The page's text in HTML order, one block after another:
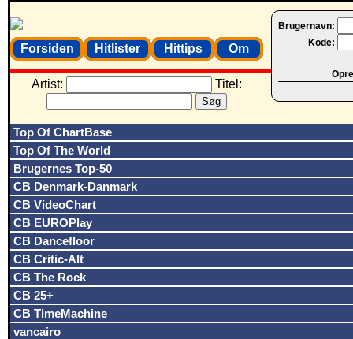
Brugernavn:
Kode:
Forsiden Hitlister Hittips Om
Artist: Titel:
Top Of ChartBase
Top Of The World
Brugernes Top-50
CB Denmark-Danmark
CB VideoChart
CB EUROPlay
CB Dancefloor
CB Critic-Alt
CB The Rock
CB 25+
CB TimeMachine
vancairo